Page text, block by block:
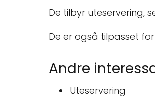
De tilbyr uteservering,
De er også tilpasset
Andre
Uteservering